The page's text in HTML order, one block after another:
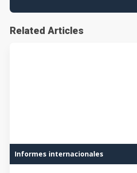
Related Articles
Informes internacionales